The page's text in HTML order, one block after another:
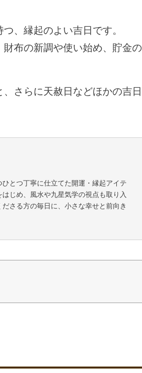
、縁起のよい吉日です。
布の新調や使い始め、貯金の
さらに天赦日などほかの吉日
とつ丁寧に仕立てた開運・縁起アイテ
じめ、風水や九星気学の視点も取り入
さる方の毎日に、小さな幸せと前向き